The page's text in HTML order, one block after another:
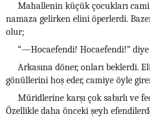
Mahallenin küçük çocukları
namaza gelirken elini öperlerdi.
olur;
“—Hocaefendi! Hocaefendi!”
Arkasına döner, onları beklerdi.
gönüllerini hoş eder, camiye öyle
Müridlerine karşı çok sabırlı ve
Özellikle daha önceki şeyh